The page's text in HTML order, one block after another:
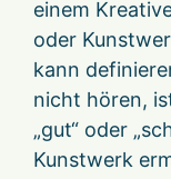
einem
oder
kann
nicht hören,
„gut“ oder
Kunstwerk